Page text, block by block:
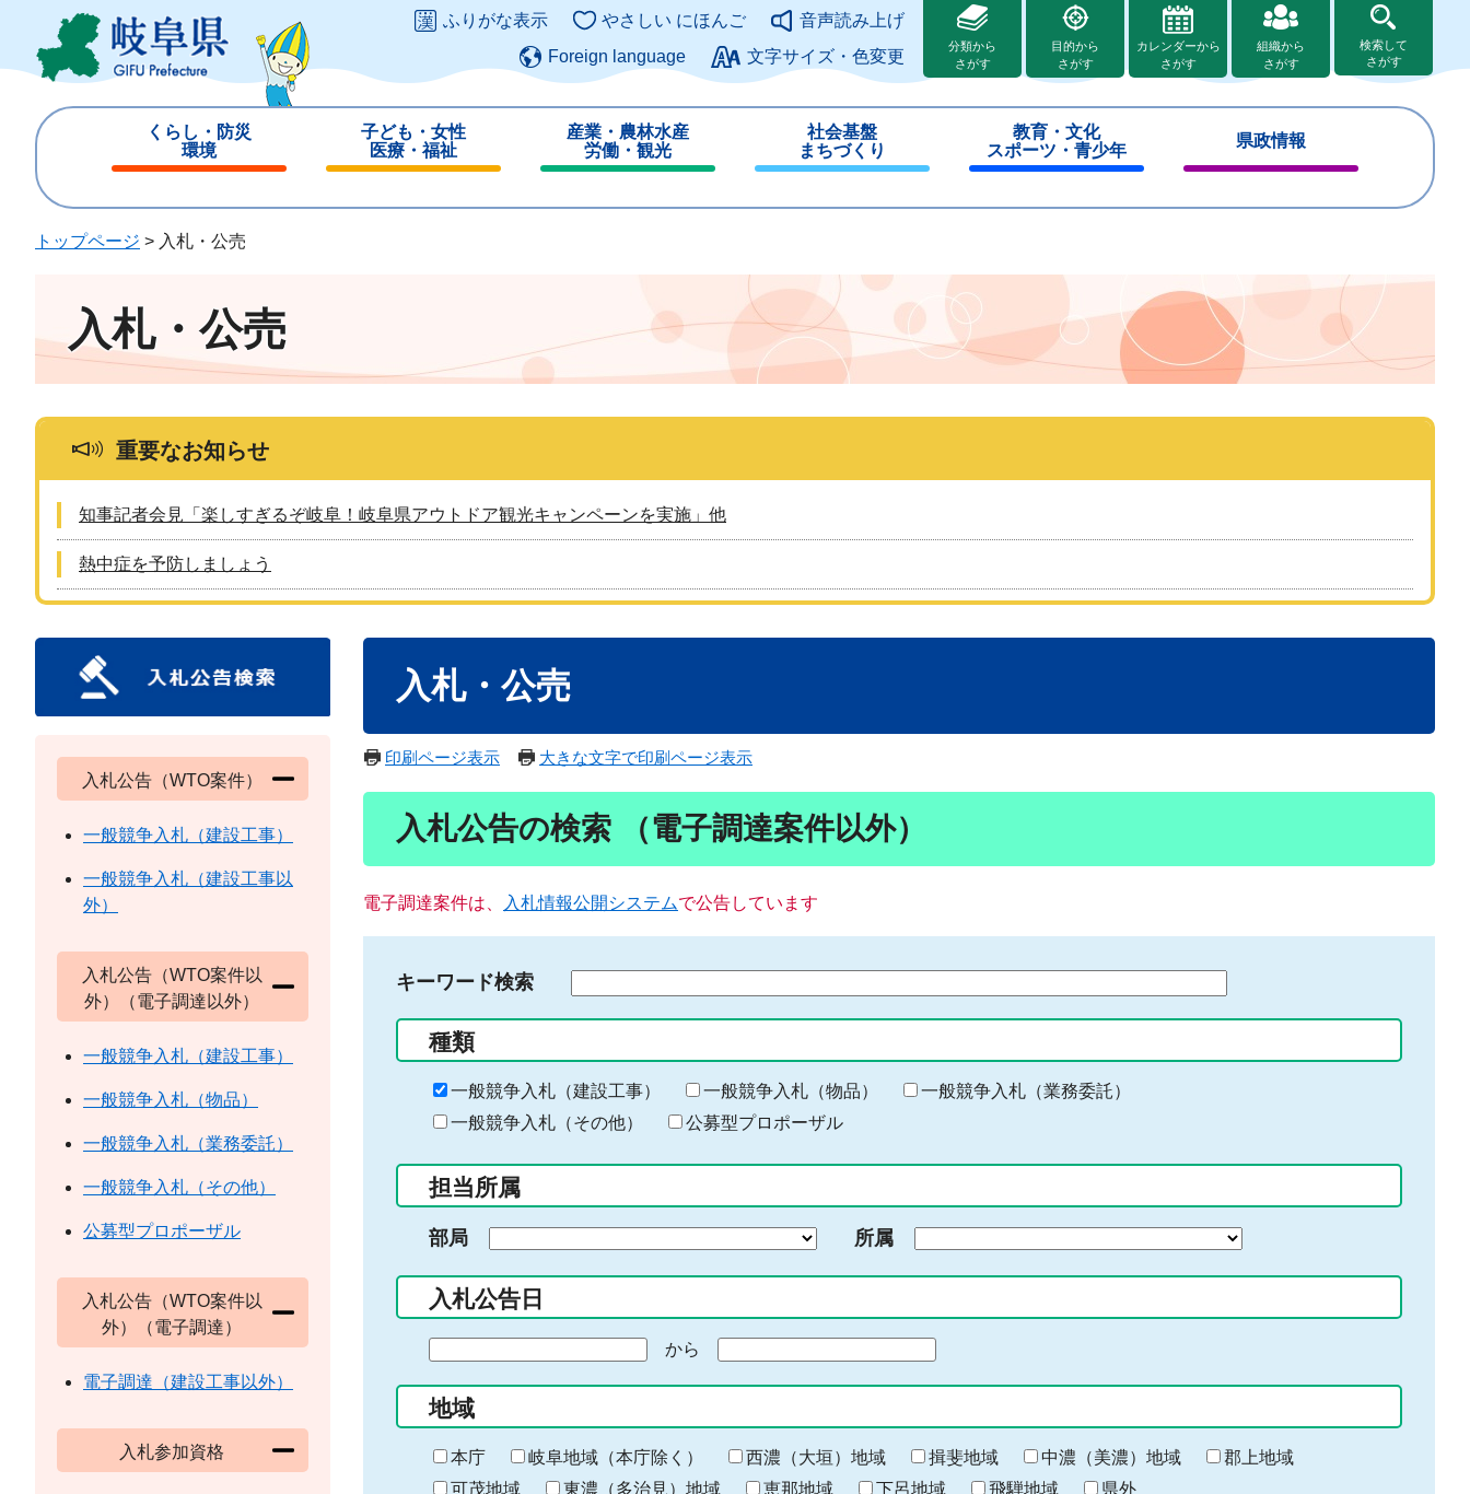
ジ
ュ
このページの本文へ
ふりがな表示 やさしい にほんご
音声読み上げ
Foreign language
文字サイズ・色変更
分類から
さがす
目的から
さがす
カレンダーから
さがす
組織から
さがす
検索して
さがす
くらし・防災
環境
じ
子ども・女性
医療・福祉
じ
産業・農林水産
労働・観光
じ
社会基盤
まちづくり
じ
教育・文化
スポーツ・青少年
じ
県政情報
じ
トップページ > 入札・公売
入札・公売
重要なお知らせ
知事記者会見「楽しすぎるぞ岐阜！岐阜県アウトドア観光キャンペーンを実施」他
熱中症を予防しましょう
入札・公売
印刷ページ表示 大きな文字で印刷ページ表示
入札公告の検索 （電子調達案件以外）
電子調達案件は、 入札情報公開システムで公告しています
キーワード検索
る
キ
ー
ー
入
力
種類
一般競争入札（建設工事） 一般競争入札（物品）
一般競争入札（業務委託）
一般競争入札（その他）
公募型プロポーザル
担当所属
部局 所属
入札公告日
の
始
ま
り
から
終
わ
り
地域
本庁 岐阜地域（本庁除く） 西濃（大垣）地域 揖斐地域 中濃（美濃）地域
郡上地域
可茂地域
東濃（多治見）地域 恵那地域 下呂地域 飛騨地域 県外
入札公告（WTO案件）
一般競争入札（建設工事）
一般競争入札（建設工事以
外）
入札公告（WTO案件以
外）（電子調達以外）
一般競争入札（建設工事）
一般競争入札（物品）
一般競争入札（業務委託）
一般競争入札（その他）
公募型プロポーザル
入札公告（WTO案件以
外）（電子調達）
電子調達（建設工事以外）
入札参加資格